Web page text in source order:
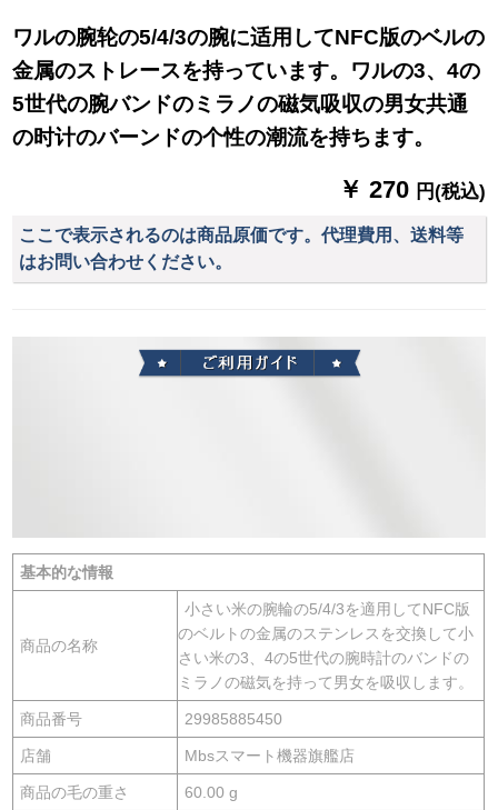
ワルの腕轮の5/4/3の腕に适用してNFC版のベルの
金属のストレースを持っています。ワルの3、4の
5世代の腕バンドのミラノの磁気吸収の男女共通
の时计のバーンドの个性の潮流を持ちます。
￥ 270 円(税込)
ここで表示されるのは商品原価です。代理費用、送料等
はお問い合わせください。
基本的な情報
商品の名称
小さい米の腕輪の5/4/3を適用してNFC版
のベルトの金属のステンレスを交換して小
さい米の3、4の5世代の腕時計のバンドの
ミラノの磁気を持って男女を吸収します。
商品番号 29985885450
店舗 Mbsスマート機器旗艦店
商品の毛の重さ 60.00 g